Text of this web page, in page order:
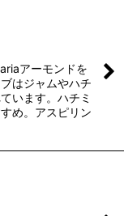
アーモンドを
はジャムやハチ
います。ハチミ
め。アスピリン